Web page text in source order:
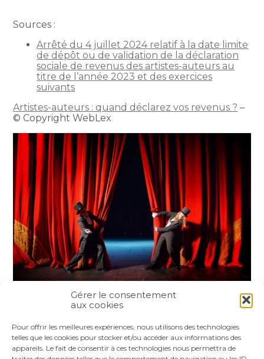
Gérer le consentement
aux cookies
Pour offrir les meilleures expériences, nous utilisons des technologies
telles que les cookies pour stocker et/ou accéder aux informations des
appareils. Le fait de consentir à ces technologies nous permettra de
Sources :
Arrêté du 4 juillet 2024 relatif à la date limite
de dépôt ou de validation de la déclaration
sociale de revenus des artistes-auteurs au
titre de l’année 2023 et des exercices
suivants
Artistes-auteurs : quand déclarez vos revenus ? –
© Copyright WebLex